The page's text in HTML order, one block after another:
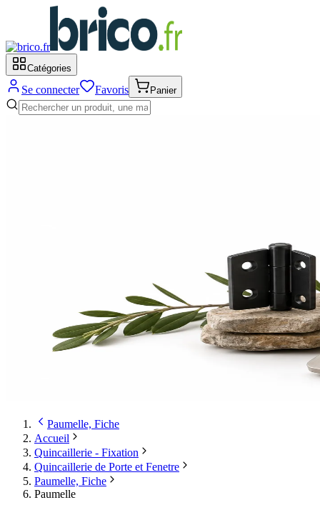
Catégories
Se connecter Favoris Panier
Paumelle, Fiche
Accueil
Quincaillerie - Fixation
Quincaillerie de Porte et Fenetre
Paumelle, Fiche
Paumelle